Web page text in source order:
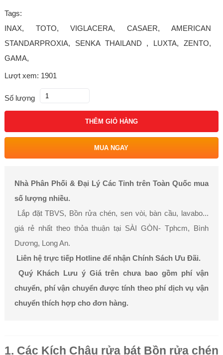
Tags:
INAX, TOTO, VIGLACERA, CASAER, AMERICAN
STANDARPROXIA, SENKA THAILAND , LUXTA, ZENTO,
GAMA,
Lượt xem: 1901
Số lượng
THÊM GIỎ HÀNG
MUA NGAY
Nhà Phân Phối & Đại Lý Các Tỉnh trên Toàn Quốc mua
số lượng nhiều.
Lắp đặt TBVS, Bồn rửa chén, sen vòi, bàn cầu, lavabo...
giá rẻ nhất theo thỏa thuận tại SÀI GÒN- Tphcm, Bình
Dương, Long An.
Liên hệ trực tiếp Hotline để nhận Chính Sách Ưu Đãi.
Quý Khách Lưu ý Giá trên chưa bao gồm phí vận
chuyển, phí vận chuyển được tính theo phí dịch vụ vận
chuyển thích hợp cho đơn hàng.
1. Các Kích Chậu rửa bát Bồn rửa chén